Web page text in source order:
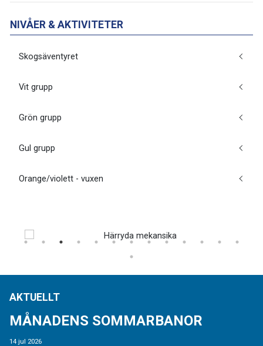
NIVÅER & AKTIVITETER
Skogsäventyret
Vit grupp
Grön grupp
Gul grupp
Orange/violett - vuxen
AKTUELLT
MÅNADENS SOMMARBANOR
14 jul 2026